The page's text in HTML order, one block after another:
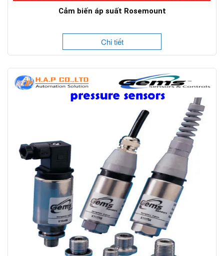
Cảm biến áp suất Rosemount
Chi tiết